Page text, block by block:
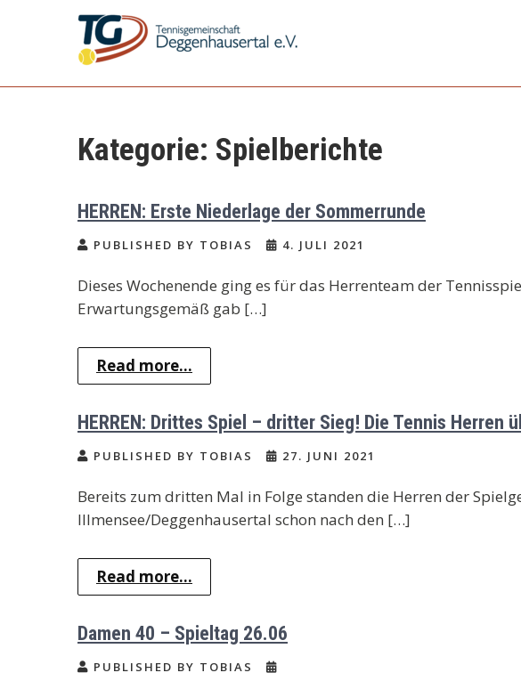
TG Deggenhausertal
Kategorie: Spielberichte
HERREN: Erste Niederlage der Sommerrunde
PUBLISHED BY TOBIAS 4. JULI 2021
Dieses Wochenende ging es für das Herrenteam der
Erwartungsgemäß gab […]
Read more...
HERREN: Drittes Spiel – dritter Sieg! Die Tennis Herren
PUBLISHED BY TOBIAS 27. JUNI 2021
Bereits zum dritten Mal in Folge standen die Herren der
Illmensee/Deggenhausertal schon nach den […]
Read more...
Damen 40 – Spieltag 26.06
PUBLISHED BY TOBIAS